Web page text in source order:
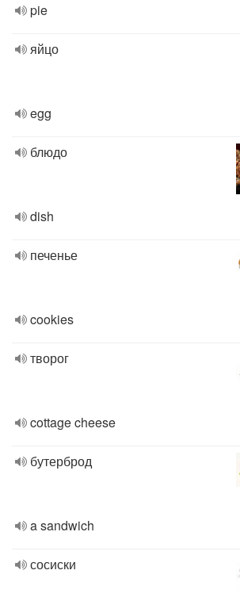
pie
яйцо
egg
блюдо
dish
печенье
cookies
творог
cottage cheese
бутерброд
a sandwich
сосиски